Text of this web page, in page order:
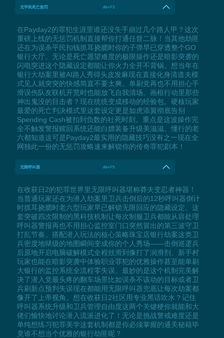
无平民死亡惩罚 Alt+F3
在Payday2的罪犯生涯里谁还没失手崩过几个路人甲？这次
重磅上线的无惩罚机制直接帮你打通任督二脉！当其他劫匪
还在为误杀平民扣钱抓耳挠腮时你的子弹早已穿透整个GO
银行大厅。无论是死亡愿望难度的极限操作还是暗影突袭的
闪电突进这个隐藏设定都能让你火力全开不背锅。想当年在
银行大劫案里被AI路人秀得头皮发麻现在直接化身清道夫模
式见人就突突的快感简直不要太爽。单刷党再也不用担心手
滑误伤队友联机开荒时也能放飞自我清场。画框行动里那些
神出鬼没的目击者？现在统统变成移动的经验包。硬核玩家
最爱的死亡判决模式里这套设定更是如虎添翼彻底告别
Spending Cash被扣到负数的社死时刻。重点是这波操作完
全不触发警报赎回系统还能白嫖装备升级美滋滋。懂行的老
六都知道这可是Payday2最实用的隐藏技巧没有之一现在全
网独此一份的无惩罚攻略速来解锁你的传奇罪犯剧本！
无限呼叫器 Alt+F5
在收获日2的犯罪世界里无限呼叫器堪称莽夫变忍者神器！
当普通玩家还在为潜入劫案里卫兵击倒后的12秒呼叫器倒计
时抓耳挠腮时老六型玩家早已解锁无限回应的隐藏设定。这
套突破四次限制的黑科技机制让每次制服卫兵都能从容处理
呼叫器警报再也不用担心监控室门口突然冒出的第三波守卫
打乱节奏。搭配潜入玩法的核心策略珠宝店银行劫案这类卫
兵密度地狱级的地图瞬间变成你的个人秀场——击倒巡逻兵
后原地开启电脑破解模式全程丝滑到像打了润滑剂。新手村
玩家也能在暗影突袭中体验职业罪犯的优雅操作甚至能单刷
大银行的监控系统全流程零失误。最妙的是这个机制完美解
决了潜入党最头疼的翻车场景比如误杀不该动的目标或者卫
兵刷新点预判失误现在都能用无限呼叫器兜底让每次劫案都
像开了上帝视角。想在收获日2社区用专业黑话吹水？记住
呼叫器系统升级和卫兵管理自由度这两个关键梗你就能和大
佬们愉快地讨论潜入流派进化了！无论是挑战警戒难度还是
单纯想练习犯罪美学这套机制都是你必须掌握的通关秘籍毕
竟谁不想当个优雅的银行劫匪呢？